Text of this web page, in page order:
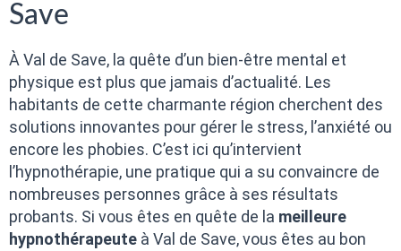
Save
À Val de Save, la quête d’un bien-être mental et
physique est plus que jamais d’actualité. Les
habitants de cette charmante région cherchent des
solutions innovantes pour gérer le stress, l’anxiété ou
encore les phobies. C’est ici qu’intervient
l’hypnothérapie, une pratique qui a su convaincre de
nombreuses personnes grâce à ses résultats
probants. Si vous êtes en quête de la meilleure
hypnothérapeute à Val de Save, vous êtes au bon